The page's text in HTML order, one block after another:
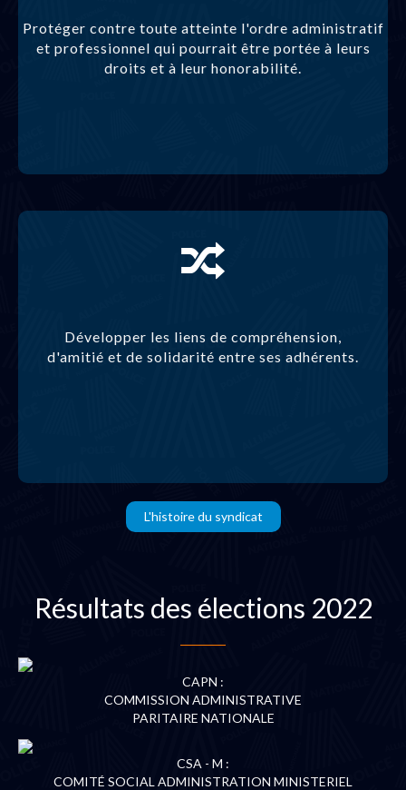
Protéger contre toute atteinte l'ordre administratif
et professionnel qui pourrait être portée à leurs
droits et à leur honorabilité.
Développer les liens de compréhension,
d'amitié et de solidarité entre ses adhérents.
L'histoire du syndicat
Résultats des élections 2022
CAPN :
COMMISSION ADMINISTRATIVE
PARITAIRE NATIONALE
CSA - M :
COMITÉ SOCIAL ADMINISTRATION MINISTERIEL